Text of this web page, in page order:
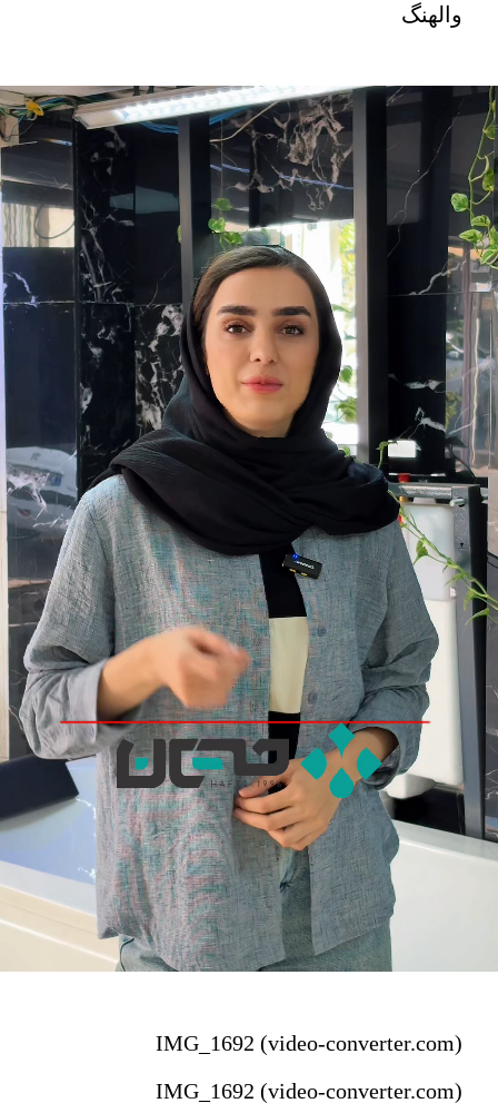
والهنگ
IMG_1692 (video-converter.com)
IMG_1692 (video-converter.com)